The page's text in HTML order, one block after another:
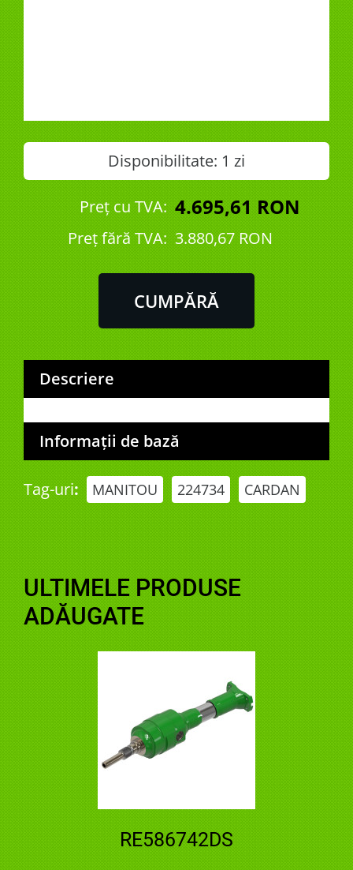
Disponibilitate: 1 zi
Preț cu TVA: 4.695,61 RON
Preţ fără TVA: 3.880,67 RON
Descriere
Informații de bază
Tag-uri: MANITOU 224734 CARDAN
ULTIMELE PRODUSE
ADĂUGATE
RE586742DS